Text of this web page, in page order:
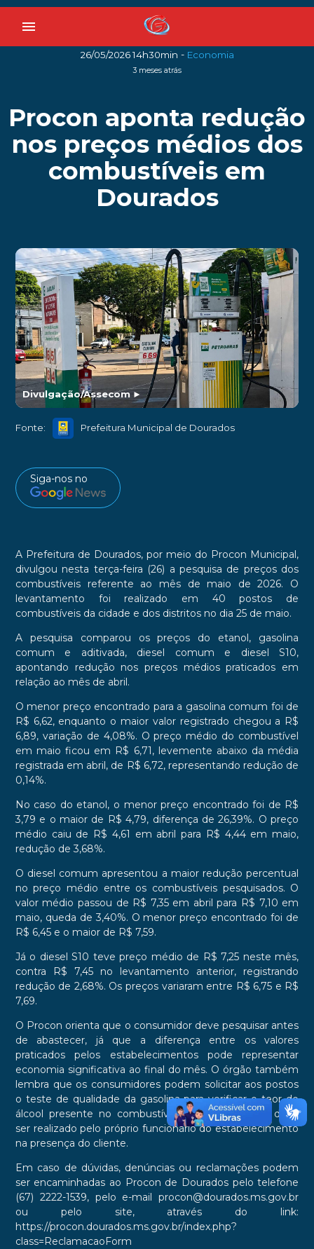
menu
26/05/2026 14h30min - Economia
3 meses atrás
Procon aponta redução
nos preços médios dos
combustíveis em
Dourados
Divulgação/Assecom►
Fonte: Prefeitura Municipal de Dourados
Siga-nos no
A Prefeitura de Dourados, por meio do Procon Municipal,
divulgou nesta terça-feira (26) a pesquisa de preços dos
combustíveis referente ao mês de maio de 2026. O
levantamento foi realizado em 40 postos de
combustíveis da cidade e dos distritos no dia 25 de maio.
A pesquisa comparou os preços do etanol, gasolina
comum e aditivada, diesel comum e diesel S10,
apontando redução nos preços médios praticados em
relação ao mês de abril.
O menor preço encontrado para a gasolina comum foi de
R$ 6,62, enquanto o maior valor registrado chegou a R$
6,89, variação de 4,08%. O preço médio do combustível
em maio ficou em R$ 6,71, levemente abaixo da média
registrada em abril, de R$ 6,72, representando redução de
0,14%.
No caso do etanol, o menor preço encontrado foi de R$
3,79 e o maior de R$ 4,79, diferença de 26,39%. O preço
médio caiu de R$ 4,61 em abril para R$ 4,44 em maio,
redução de 3,68%.
O diesel comum apresentou a maior redução percentual
no preço médio entre os combustíveis pesquisados. O
valor médio passou de R$ 7,35 em abril para R$ 7,10 em
maio, queda de 3,40%. O menor preço encontrado foi de
R$ 6,45 e o maior de R$ 7,59.
Já o diesel S10 teve preço médio de R$ 7,25 neste mês,
contra R$ 7,45 no levantamento anterior, registrando
redução de 2,68%. Os preços variaram entre R$ 6,75 e R$
7,69.
O Procon orienta que o consumidor deve pesquisar antes
de abastecer, já que a diferença entre os valores
praticados pelos estabelecimentos pode representar
economia significativa ao final do mês. O órgão também
lembra que os consumidores podem solicitar aos postos
o teste de qualidade da gasolina para verificar o teor de
álcool presente no combustível. O procedimento deve
ser realizado pelo próprio funcionário do estabelecimento
na presença do cliente.
Em caso de dúvidas, denúncias ou reclamações podem
ser encaminhadas ao Procon de Dourados pelo telefone
(67) 2222-1539, pelo e-mail procon@dourados.ms.gov.br
ou pelo site, através do link:
https://procon.dourados.ms.gov.br/index.php?
class=ReclamacaoForm